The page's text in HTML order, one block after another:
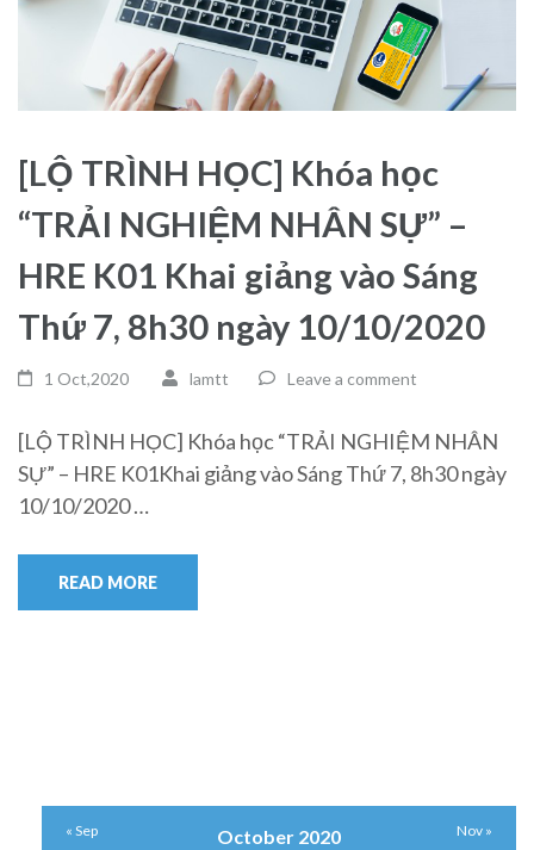
[LỘ TRÌNH HỌC] Khóa học
“TRẢI NGHIỆM NHÂN SỰ” –
HRE K01 Khai giảng vào Sáng
Thứ 7, 8h30 ngày 10/10/2020
1 Oct,2020 lamtt Leave a comment
[LỘ TRÌNH HỌC] Khóa học “TRẢI NGHIỆM NHÂN
SỰ” – HRE K01Khai giảng vào Sáng Thứ 7, 8h30 ngày
10/10/2020 …
READ MORE
October 2020
« Sep Nov »